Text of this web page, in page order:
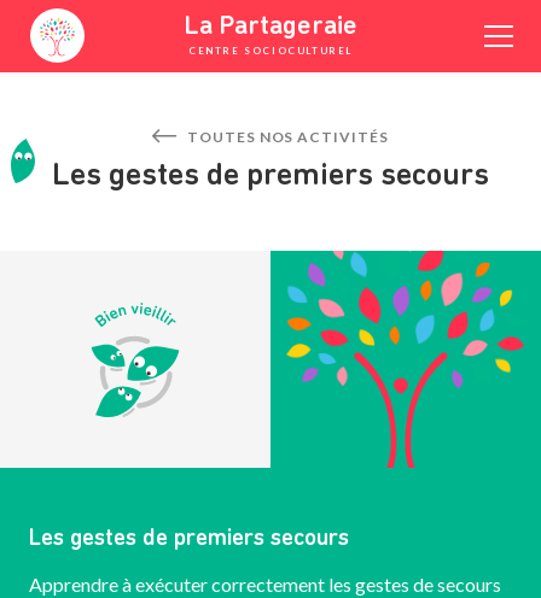
content
La Partageraie
CENTRE SOCIOCULTUREL
TOUTES NOS ACTIVITÉS
Les gestes de premiers secours
Les gestes de premiers secours
Apprendre à exécuter correctement les gestes de secours